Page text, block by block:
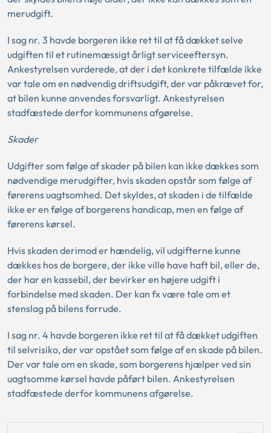
merudgift.
I sag nr. 3 havde borgeren ikke ret til at få dækket selve
udgiften til et rutinemæssigt årligt serviceeftersyn.
Ankestyrelsen vurderede, at der i det konkrete tilfælde ikke
var tale om en nødvendig driftsudgift, der var påkrævet for,
at bilen kunne anvendes forsvarligt. Ankestyrelsen
stadfæstede derfor kommunens afgørelse.
Skader
Udgifter som følge af skader på bilen kan ikke dækkes som
nødvendige merudgifter, hvis skaden opstår som følge af
førerens uagtsomhed. Det skyldes, at skaden i de tilfælde
ikke er en følge af borgerens handicap, men en følge af
førerens kørsel.
Hvis skaden derimod er hændelig, vil udgifterne kunne
dækkes hos de borgere, der ikke ville have haft bil, eller de,
der har en kassebil, der bevirker en højere udgift i
forbindelse med skaden. Der kan fx være tale om et
stenslag på bilens forrude.
I sag nr. 4 havde borgeren ikke ret til at få dækket udgiften
til selvrisiko, der var opstået som følge af en skade på bilen.
Der var tale om en skade, som borgerens hjælper ved sin
uagtsomme kørsel havde påført bilen. Ankestyrelsen
stadfæstede derfor kommunens afgørelse.